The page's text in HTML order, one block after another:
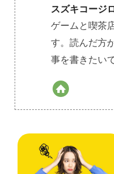
スズキコージ
ゲームと喫茶
す。読んだ方
事を書きたい